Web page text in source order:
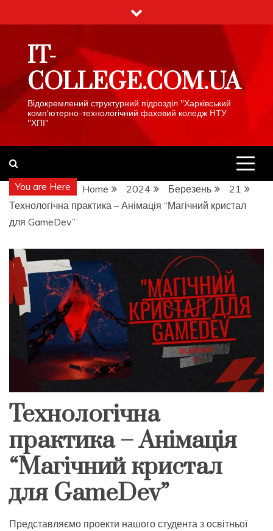
to
IT-
COLLEGE.COM.UA
Відокремлений структурний підрозділ "Харківський
комп'ютерно-технологічний фаховий коледж НТУ
"ХПІ"
You are Here Home 2024 Березень
21
Технологічна практика – Анімація “Магічний кристал
для GameDev”
Технологічна
практика – Анімація
“Магічний кристал
для GameDev”
Представляємо проекти нашого студента з освітньої